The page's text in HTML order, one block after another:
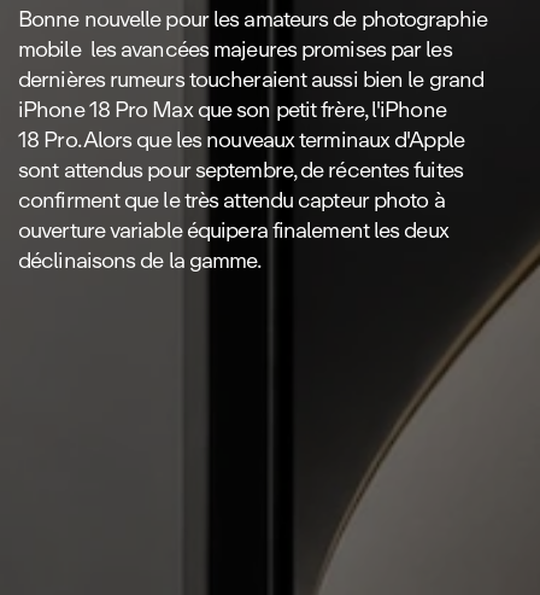
Bonne nouvelle pour les amateurs de photographie
mobile les avancées majeures promises par les
dernières rumeurs toucheraient aussi bien le grand
iPhone 18 Pro Max que son petit frère, l'iPhone
18 Pro. Alors que les nouveaux terminaux d'Apple
sont attendus pour septembre, de récentes fuites
confirment que le très attendu capteur photo à
ouverture variable équipera finalement les deux
déclinaisons de la gamme.